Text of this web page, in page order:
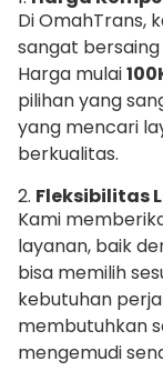
Di OmahTrans,
sangat
Harga mulai
pilihan yang
yang mencari
berkualitas.
2. Fleksibilitas
Kami
layanan, baik
bisa memilih
kebutuhan
membutuhkan
mengemudi